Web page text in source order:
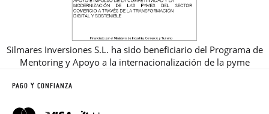
Silmares Inversiones S.L. ha sido beneficiario del Programa de
Mentoring y Apoyo a la internacionalización de la pyme
PAGO Y CONFIANZA